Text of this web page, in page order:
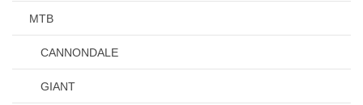
MTB
CANNONDALE
GIANT